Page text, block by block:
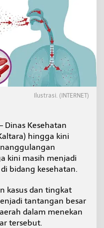
Ilustrasi. (INTERNET)
Dinas Kesehatan
hingga kini
kini masih menjadi
bidang kesehatan.
kasus dan tingkat
tantangan besar
dalam menekan
tersebut.